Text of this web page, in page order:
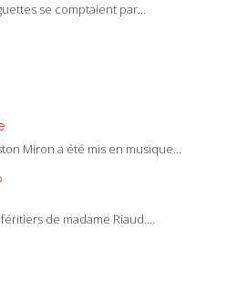
se comptaient par...
Miron a été mis en musique...
de madame Riaud....